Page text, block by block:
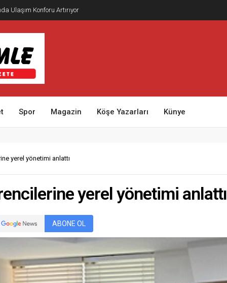
Ulaşım Konforu Artırıyor
Spor Magazin Köşe Yazarları Künye
yerel yönetimi anlattı
yerel yönetimi anlattı
ABONE OL